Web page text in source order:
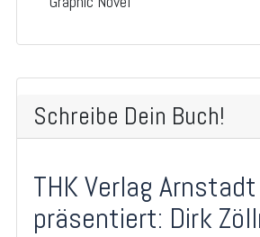
Schreibe Dein Buch!
THK Verlag Arnstadt
präsentiert: Dirk